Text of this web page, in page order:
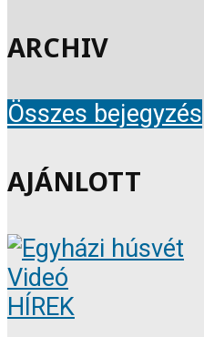
ARCHIV
Összes bejegyzés
AJÁNLOTT
Videó
HÍREK